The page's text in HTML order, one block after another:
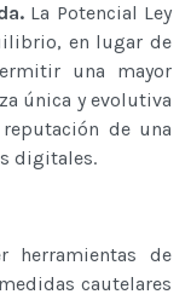
La Potencial Ley
en lugar de
una mayor
única y evolutiva
de una
digitales.
herramientas de
cautelares